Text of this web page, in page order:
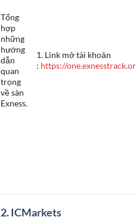
Tổng
hợp
những
hướng
dẫn
quan
trọng
về sàn
Exness.
1. Link mở tài khoản
: https://
2. ICMarkets